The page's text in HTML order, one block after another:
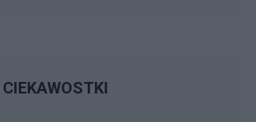
CIEKAWOSTKI